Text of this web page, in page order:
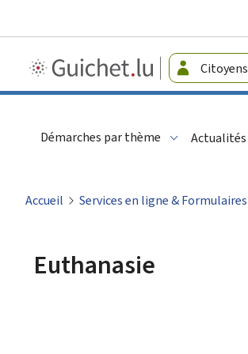
Guichet.lu
-
Citoyens
Démarches par thème Actualités
Accueil Services en ligne & Formulaires
Euthanasie